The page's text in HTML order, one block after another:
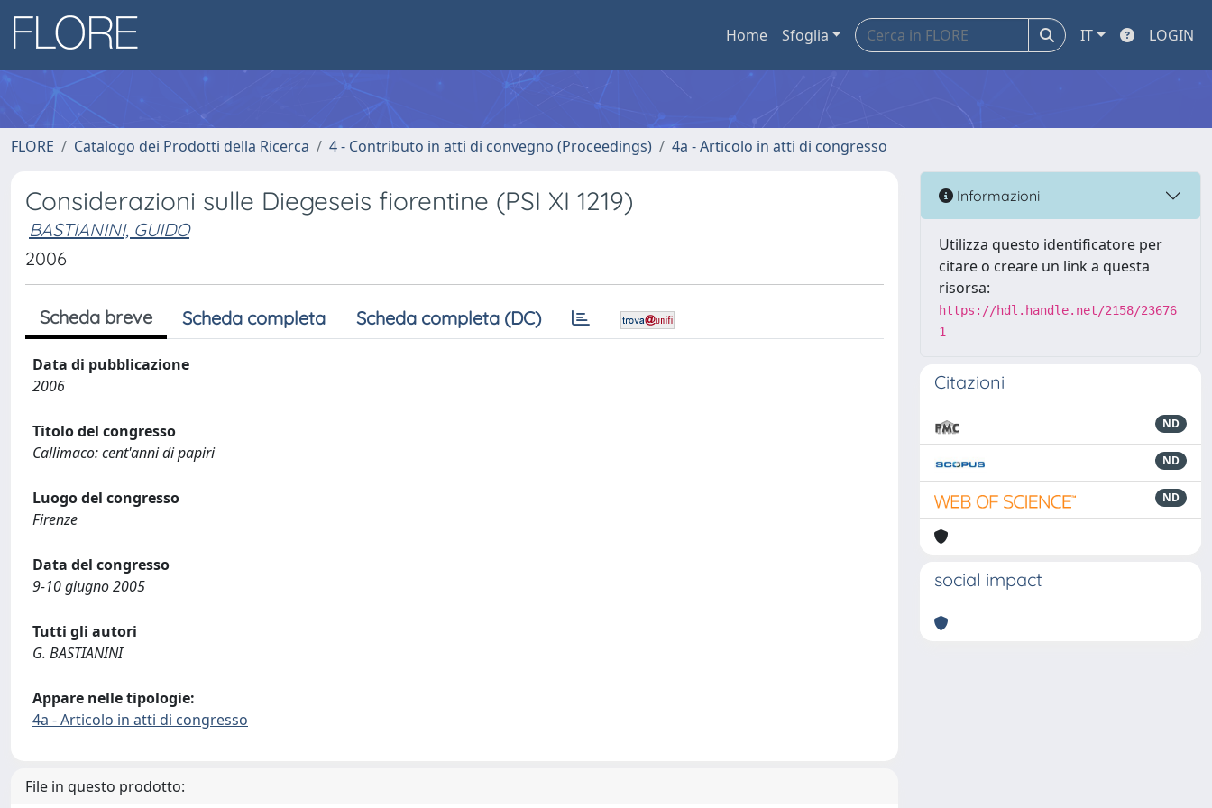
Home Sfoglia IT LOGIN
FLORE Catalogo dei Prodotti della Ricerca 4 - Contributo in atti di convegno (Proceedings) 4a - Articolo in atti di congresso
Considerazioni sulle Diegeseis fiorentine (PSI XI 1219)
BASTIANINI, GUIDO
2006
Scheda breve Scheda completa Scheda completa (DC)
Data di pubblicazione
2006
Titolo del congresso
Callimaco: cent'anni di papiri
Luogo del congresso
Firenze
Data del congresso
9-10 giugno 2005
Tutti gli autori
G. BASTIANINI
Appare nelle tipologie:
4a - Articolo in atti di congresso
File in questo prodotto:
Informazioni
Utilizza questo identificatore per
citare o creare un link a questa
risorsa:
https://hdl.handle.net/2158/23676
1
Citazioni
ND
ND
ND
social impact